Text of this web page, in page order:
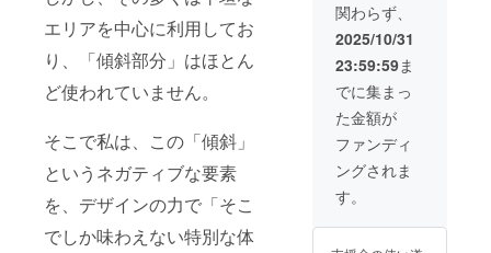
エリアを中心に利用してお
り、「傾斜部分」はほとん
ど使われていません。
そこで私は、この「傾斜」
というネガティブな要素
を、デザインの力で「そこ
でしか味わえない特別な体
カラー
での掲
きませ
ん。 ・
どて
ファニ
チャー
が存在
する限
りま
す。 ●
め、私
も現地
に同行
する場
合がご
ざいま
すが、
その際
の交通
費はご
ます。
今回の
まで ・
注意事
項：設
置先で
起きた
事故や
怪我な
どにつ
いては
責任を
安全の
伝いを
しま
す。
（輸送
費・交
通費は
別途ご
負担い
ただき
ます）
トに適
関わらず、
2025/10/31
23:59:59ま
でに集まっ
た金額が
ファンディ
ングされま
す。